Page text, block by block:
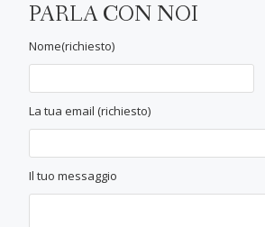
PARLA CON NOI
Nome(richiesto)
La tua email (richiesto)
Il tuo messaggio